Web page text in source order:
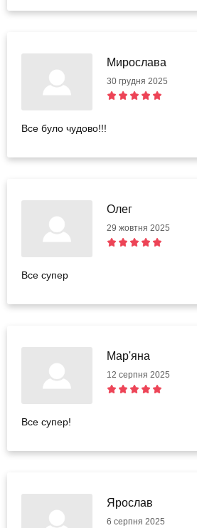
Мирослава
30 грудня 2025
Все було чудово!!!
Олег
29 жовтня 2025
Все супер
Мар'яна
12 серпня 2025
Все супер!
Ярослав
6 серпня 2025